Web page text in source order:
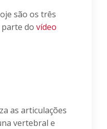
são os três
do vídeo
as articulações
vertebral e